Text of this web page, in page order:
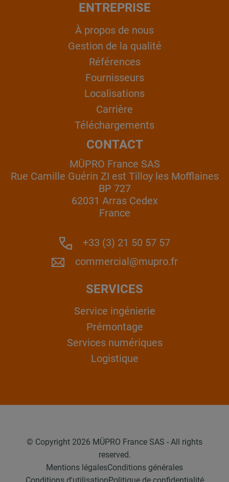
ENTREPRISE
À propos de nous
Gestion de la qualité
Références
Fournisseurs
Localisations
Carrière
Téléchargements
CONTACT
MÜPRO France SAS
Rue Camille Guérin ZI est Tilloy les Mofflaines
BP 727
62031 Arras Cedex
France
+33 (3) 21 50 57 57
commercial@mupro.fr
SERVICES
Service ingénierie
Prémontage
Services numériques
Logistique
© Copyright 2026 MÜPRO France SAS - All rights
reserved.
Mentions légalesConditions générales